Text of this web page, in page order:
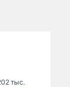
тыс.